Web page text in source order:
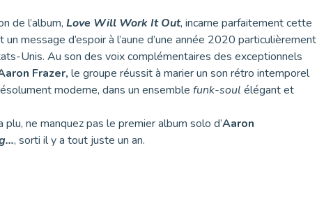
de l’album, Love Will Work It Out, incarne parfaitement cette
message d’espoir à l’aune d’une année 2020 particulièrement
Unis. Au son des voix complémentaires des exceptionnels
Frazer, le groupe réussit à marier un son rétro intemporel
moderne, dans un ensemble funk-soul élégant et
plu, ne manquez pas le premier album solo d’Aaron
, sorti il y a tout juste un an.